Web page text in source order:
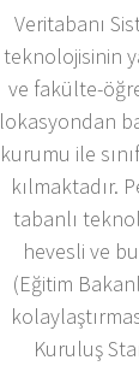
Veritabanı
teknolojisinin
ve fakülte-
lokasyondan
kurumu ile
kılmaktadır.
tabanlı
hevesli ve
(Eğitim
Kuruluş